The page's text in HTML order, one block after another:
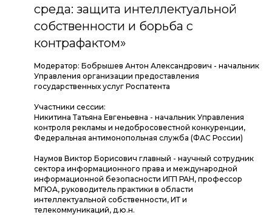
среда: защита интеллектуальной
собственности и борьба с
контрафактом»
Модератор: Бобрышев Антон Александрович - начальник
Управления организации предоставления
государственных услуг Роспатента
Участники сессии:
Никитина Татьяна Евгеньевна - начальник Управления
контроля рекламы и недобросовестной конкуренции,
Федеральная антимонопольная служба (ФАС России)
Наумов Виктор Борисович главный - научный сотрудник
сектора информационного права и международной
информационной безопасности ИГП РАН, профессор
МГЮА, руководитель практики в области
интеллектуальной собственности, ИТ и
телекоммуникаций, д.ю.н.